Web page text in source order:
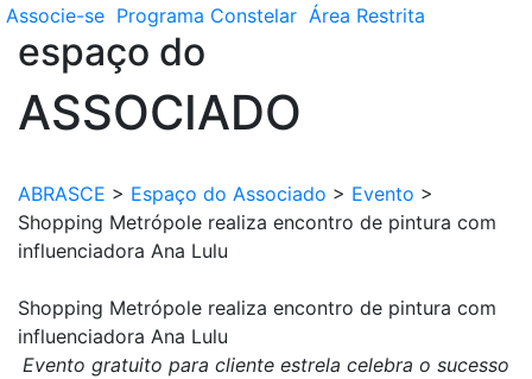
Associe-se Programa Constelar Área Restrita
espaço do
ASSOCIADO
ABRASCE > Espaço do Associado > Evento >
Shopping Metrópole realiza encontro de pintura com
influenciadora Ana Lulu
Shopping Metrópole realiza encontro de pintura com
influenciadora Ana Lulu
Evento gratuito para cliente estrela celebra o sucesso